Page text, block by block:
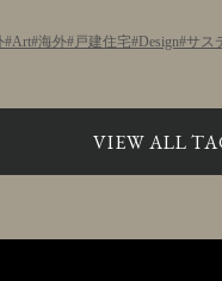
Art 海外 戸建住宅 Design サス
VIEW ALL